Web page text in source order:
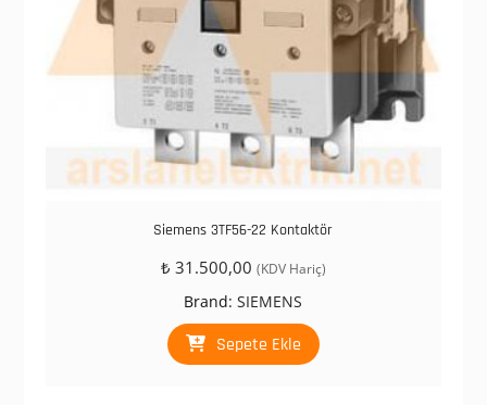
Siemens 3TF56-22 Kontaktör
₺ 31.500,00 (KDV Hariç)
Brand:SIEMENS
Sepete Ekle